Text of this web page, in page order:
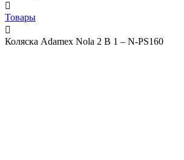
Товары
Коляска Adamex Nola 2 В 1 – N-PS160